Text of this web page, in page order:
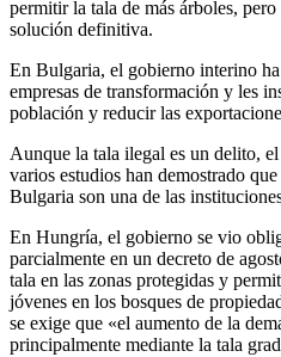
permitir la tala de más árboles,
solución definitiva.
En Bulgaria, el gobierno interino
empresas de transformación y les
población y reducir las
Aunque la tala ilegal es un delito,
varios estudios han demostrado
Bulgaria son una de las
En Hungría, el gobierno se vio
parcialmente en un decreto de
tala en las zonas protegidas y
jóvenes en los bosques de
se exige que «el aumento de la
principalmente mediante la tala